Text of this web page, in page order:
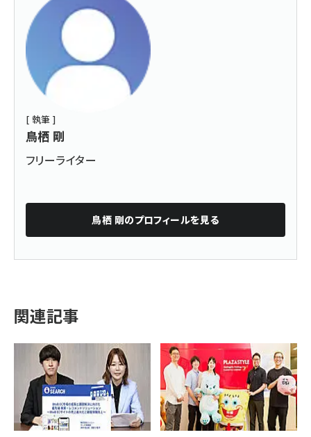
[ 執筆 ]
鳥栖 剛
フリーライター
鳥栖 剛のプロフィールを見る
関連記事